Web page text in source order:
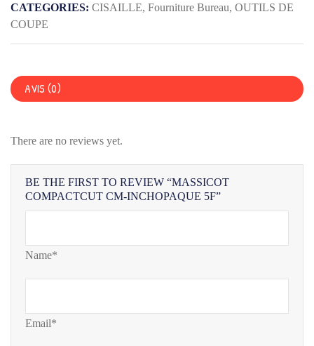
INCHOPAQUE
5F
CATEGORIES: CISAILLE, Fourniture Bureau, OUTILS DE
COUPE
AVIS (0)
There are no reviews yet.
BE THE FIRST TO REVIEW “MASSICOT
COMPACTCUT CM-INCHOPAQUE 5F”
Name*
Email*